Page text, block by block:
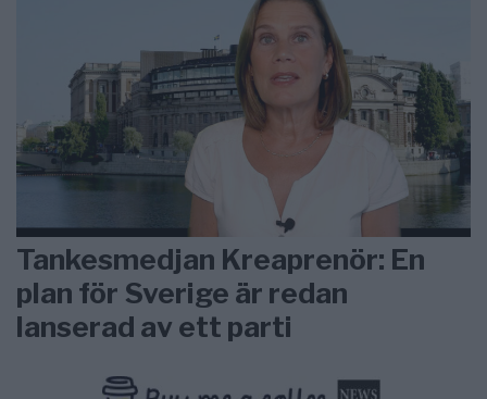
Tankesmedjan Kreaprenör: En
plan för Sverige är redan
lanserad av ett parti